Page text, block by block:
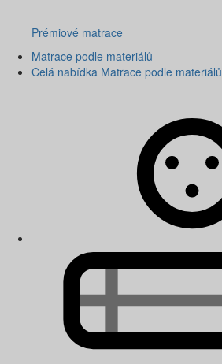
Prémiové matrace
Matrace podle materiálů
Celá nabídka Matrace podle materiálů